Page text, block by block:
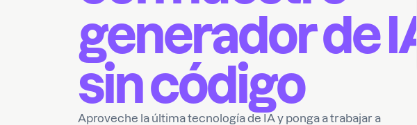
generador de IA
sin código
Aproveche la última tecnología de IA y ponga a trabajar a